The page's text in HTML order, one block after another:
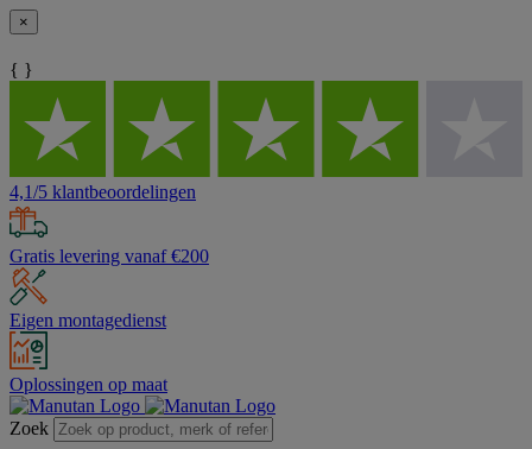
×
{ }
4,1/5 klantbeoordelingen
Gratis levering vanaf €200
Eigen montagedienst
Oplossingen op maat
Zoek